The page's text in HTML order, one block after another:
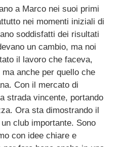
a Marco nei suoi primi
nei momenti iniziali di
soddisfatti dei risultati
un cambio, ma noi
il lavoro che faceva,
anche per quello che
Con il mercato di
strada vincente, portando
Ora sta dimostrando il
club importante. Sono
con idee chiare e